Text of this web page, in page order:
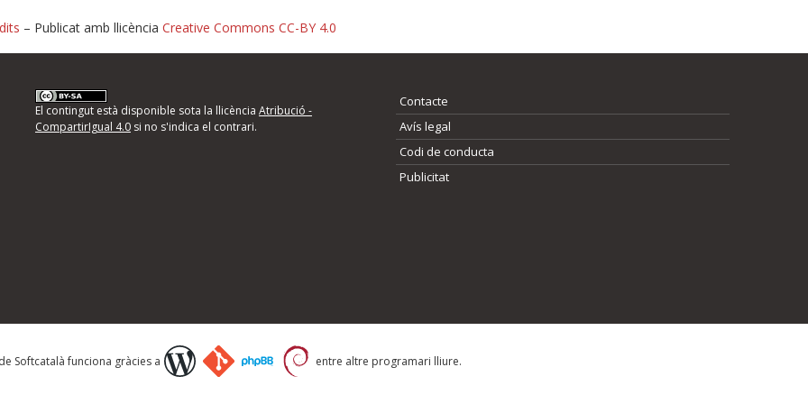
d'errors
següents i descriviu quina és la millora que
– Publicat amb llicència Creative Commons CC-BY 4.0
El contingut està disponible sota la llicència Atribució -
CompartirIgual 4.0si no s'indica el contrari.
Contacte
Avís legal
Codi de conducta
Publicitat
Softcatalà funciona gràcies a entre altre programari lliure.